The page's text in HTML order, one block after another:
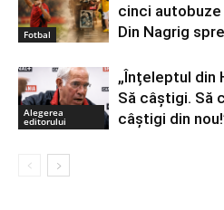
Fotbal
cinci autobuze
Din Nagrig
Alegerea
editorului
„Înțeleptul din
Să câștigi. Să
câștigi din